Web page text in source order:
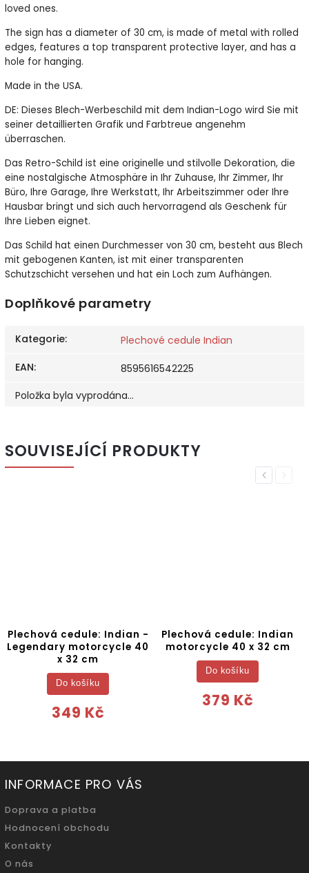
loved ones.
The sign has a diameter of 30 cm, is made of metal with rolled
edges, features a top transparent protective layer, and has a
hole for hanging.
Made in the USA.
DE: Dieses Blech-Werbeschild mit dem Indian-Logo wird Sie mit
seiner detaillierten Grafik und Farbtreue angenehm
überraschen.
Das Retro-Schild ist eine originelle und stilvolle Dekoration, die
eine nostalgische Atmosphäre in Ihr Zuhause, Ihr Zimmer, Ihr
Büro, Ihre Garage, Ihre Werkstatt, Ihr Arbeitszimmer oder Ihre
Hausbar bringt und sich auch hervorragend als Geschenk für
Ihre Lieben eignet.
Das Schild hat einen Durchmesser von 30 cm, besteht aus Blech
mit gebogenen Kanten, ist mit einer transparenten
Schutzschicht versehen und hat ein Loch zum Aufhängen.
Doplňkové parametry
Kategorie:
Plechové cedule Indian
EAN:
8595616542225
Položka byla vyprodána…
SOUVISEJÍCÍ PRODUKTY
Previous
Plechová cedule: Indian -
Legendary motorcycle 40
x 32 cm
349 Kč
Do košíku
Plechová cedule: Indian
motorcycle 40 x 32 cm
379 Kč
Do košíku
Next
INFORMACE PRO VÁS
Doprava a platba
Hodnocení obchodu
Kontakty
O nás